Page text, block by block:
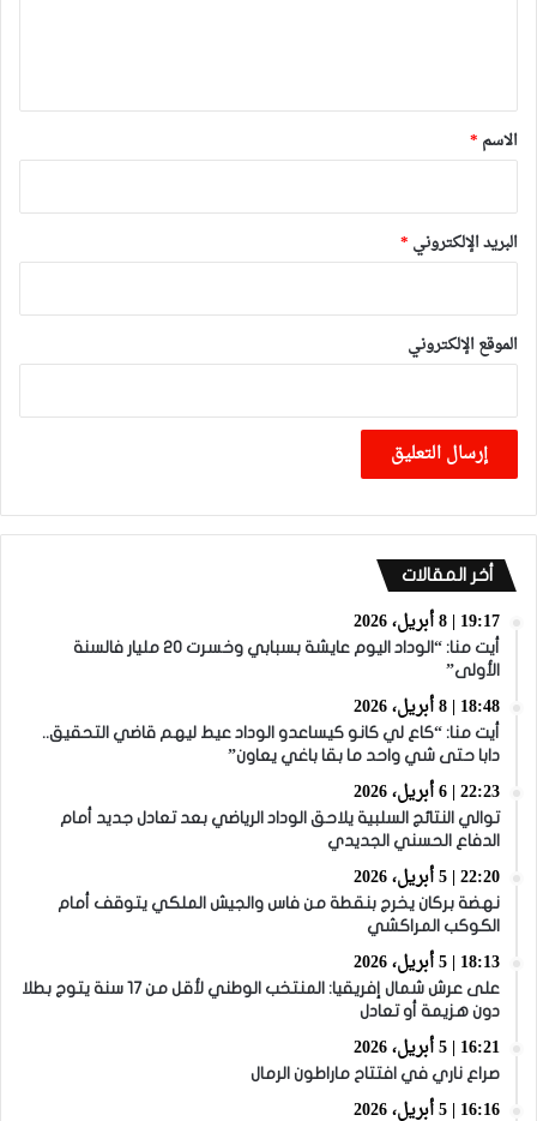
*
الاسم *
البريد الإلكتروني *
الموقع الإلكتروني
أخر المقالات
19:17 | 8 أبريل، 2026
أيت منا: “الوداد اليوم عايشة بسبابي وخسرت 20 مليار فالسنة
الأولى”
18:48 | 8 أبريل، 2026
أيت منا: “كاع لي كانو كيساعدو الوداد عيط ليهم قاضي التحقيق..
دابا حتى شي واحد ما بقا باغي يعاون”
22:23 | 6 أبريل، 2026
توالي النتائج السلبية يلاحق الوداد الرياضي بعد تعادل جديد أمام
الدفاع الحسني الجديدي
22:20 | 5 أبريل، 2026
نهضة بركان يخرج بنقطة من فاس والجيش الملكي يتوقف أمام
الكوكب المراكشي
18:13 | 5 أبريل، 2026
على عرش شمال إفريقيا: المنتخب الوطني لأقل من 17 سنة يتوج بطلا
دون هزيمة أو تعادل
16:21 | 5 أبريل، 2026
صراع ناري في افتتاح ماراطون الرمال
16:16 | 5 أبريل، 2026